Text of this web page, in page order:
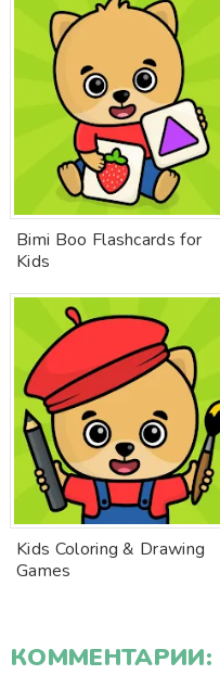
Bimi Boo Flashcards for
Kids
Kids Coloring & Drawing
Games
КОММЕНТАРИИ: